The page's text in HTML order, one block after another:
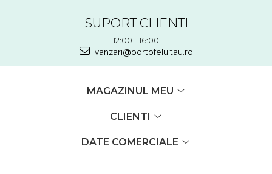
SUPORT CLIENTI
12:00 - 16:00
vanzari@portofelultau.ro
MAGAZINUL MEU
CLIENTI
DATE COMERCIALE